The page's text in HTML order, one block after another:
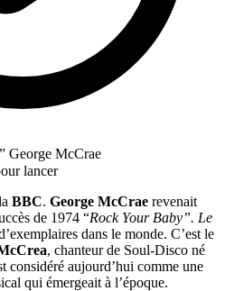
George McCrae
lancer
BBC. George McCrae revenait
de 1974 “Rock Your Baby”. Le
dans le monde. C’est le
, chanteur de Soul-Disco né
considéré aujourd’hui comme une
qui émergeait à l’époque.